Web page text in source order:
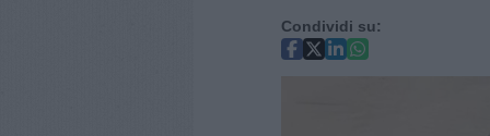
Condividi su: